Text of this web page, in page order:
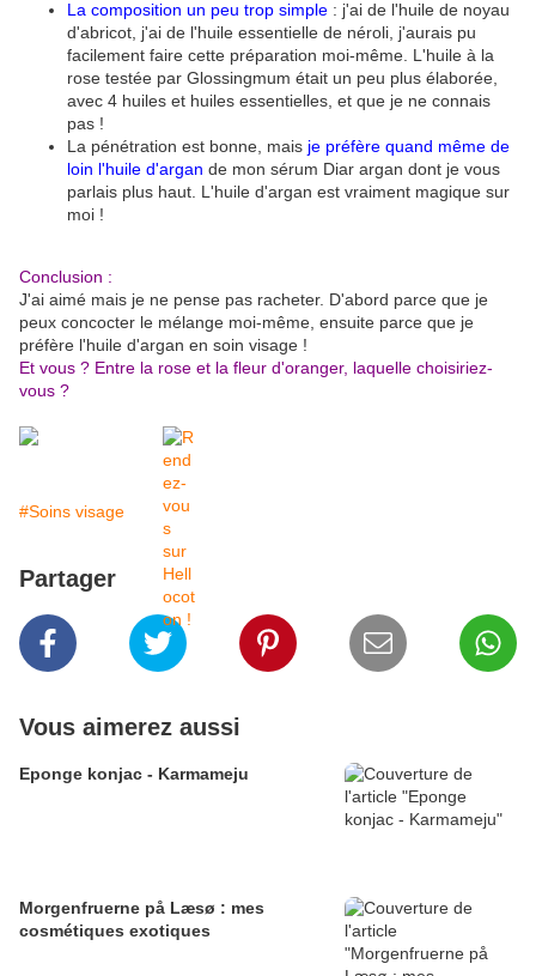
La composition un peu trop simple : j'ai de l'huile de noyau
d'abricot, j'ai de l'huile essentielle de néroli, j'aurais pu
facilement faire cette préparation moi-même. L'huile à la
rose testée par Glossingmum était un peu plus élaborée,
avec 4 huiles et huiles essentielles, et que je ne connais
pas !
La pénétration est bonne, mais je préfère quand même de
loin l'huile d'argan de mon sérum Diar argan dont je vous
parlais plus haut. L'huile d'argan est vraiment magique sur
moi !
Conclusion :
J'ai aimé mais je ne pense pas racheter. D'abord parce que je
peux concocter le mélange moi-même, ensuite parce que je
préfère l'huile d'argan en soin visage !
Et vous ? Entre la rose et la fleur d'oranger, laquelle choisiriez-
vous ?
#Soins visage
Partager
Vous aimerez aussi
Eponge konjac - Karmameju
Morgenfruerne på Læsø : mes
cosmétiques exotiques